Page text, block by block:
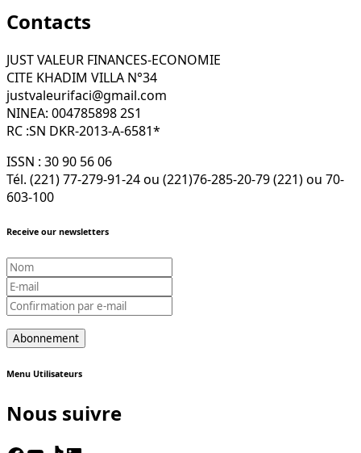
Contacts
JUST VALEUR FINANCES-ECONOMIE
CITE KHADIM VILLA N°34
justvaleurifaci@gmail.com
NINEA: 004785898 2S1
RC :SN DKR-2013-A-6581*
ISSN : 30 90 56 06
Tél. (221) 77-279-91-24 ou (221)76-285-20-79 (221) ou 70-
603-100
Receive our newsletters
Menu Utilisateurs
Nous suivre